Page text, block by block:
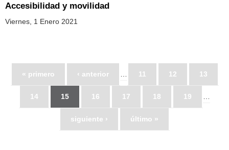
Accesibilidad y movilidad
Viernes, 1 Enero 2021
« primero ‹ anterior 11 12 13
14 15 16 17 18 19
siguiente › último »